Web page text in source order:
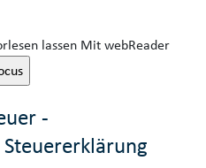
lassen Mit webReader
-